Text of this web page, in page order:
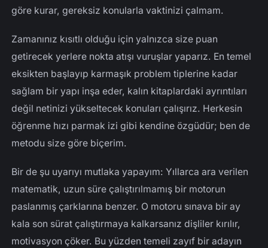
göre kurar, gereksiz konularla vaktinizi çalmam.
Zamanınız kısıtlı olduğu için yalnızca size puan
getirecek yerlere nokta atışı vuruşlar yaparız. En temel
eksikten başlayıp karmaşık problem tiplerine kadar
sağlam bir yapı inşa eder, kalın kitaplardaki ayrıntıları
değil netinizi yükseltecek konuları çalışırız. Herkesin
öğrenme hızı parmak izi gibi kendine özgüdür; ben de
metodu size göre biçerim.
Bir de şu uyarıyı mutlaka yapayım: Yıllarca ara verilen
matematik, uzun süre çalıştırılmamış bir motorun
paslanmış çarklarına benzer. O motoru sınava bir ay
kala son sürat çalıştırmaya kalkarsanız dişliler kırılır,
motivasyon çöker. Bu yüzden temeli zayıf bir adayın